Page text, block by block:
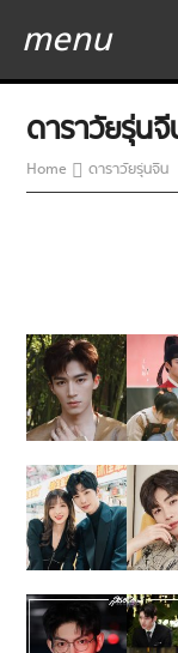
menu
ดาราวัยรุ่น
Home ดาราวัยรุ่นจีน